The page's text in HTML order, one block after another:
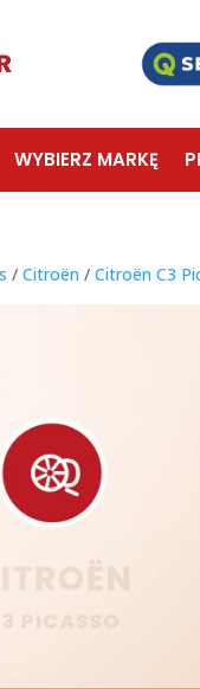
WYBIERZ MARKĘ
/Citroën /Citroën C3